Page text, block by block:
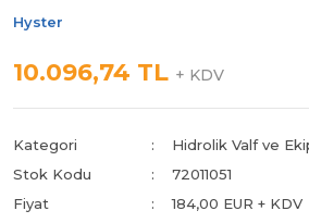
Hyster
10.096,74 TL + KDV
Kategori
Hidrolik Valf ve
Stok Kodu
72011051
Fiyat
184,00 EUR + KDV